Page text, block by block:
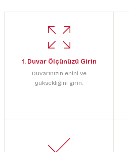
1. Duvar Ölçünüzü Girin
Duvarınızın enini ve
yüksekliğini girin.